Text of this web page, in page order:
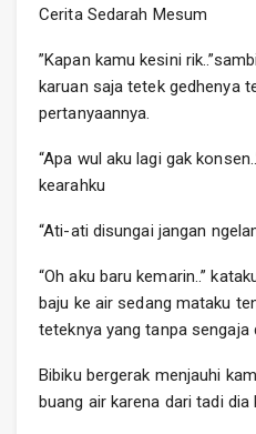
Cerita Sedarah Mesum
”Kapan kamu kesini
karuan saja tetek gedhenya
pertanyaannya.
“Apa wul aku lagi gak
kearahku
“Ati-ati disungai jangan
“Oh aku baru kemarin..”
baju ke air sedang mataku
teteknya yang tanpa sengaja
Bibiku bergerak menjauhi
buang air karena dari tadi dia